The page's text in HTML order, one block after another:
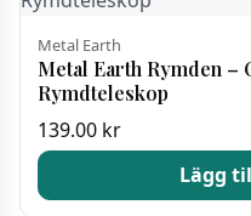
Metal Earth
Metal Earth Rymden –
Rymdteleskop
139.00 kr
Lägg